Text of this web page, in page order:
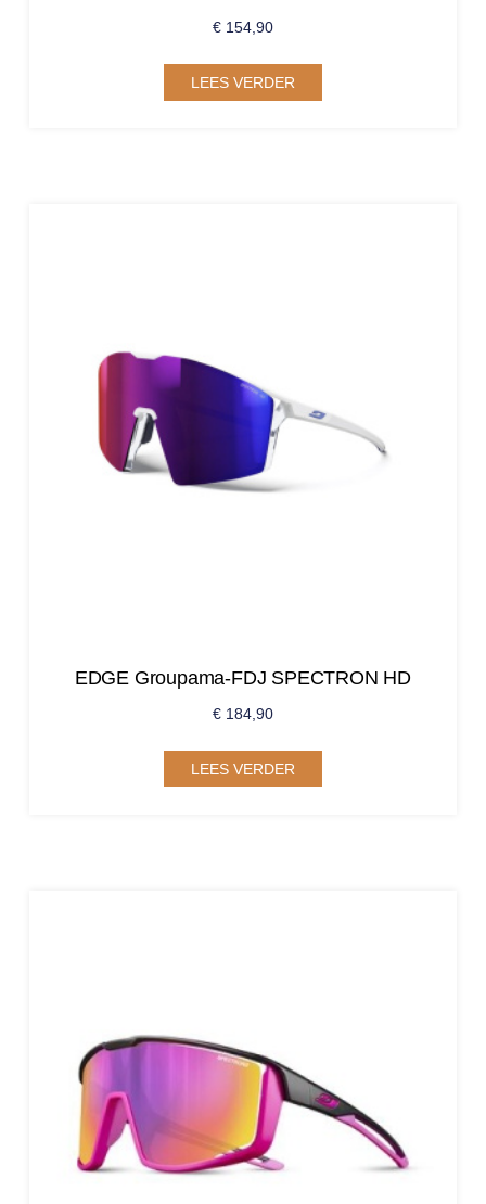
€ 154,90
LEES VERDER
EDGE Groupama-FDJ SPECTRON HD
€ 184,90
LEES VERDER